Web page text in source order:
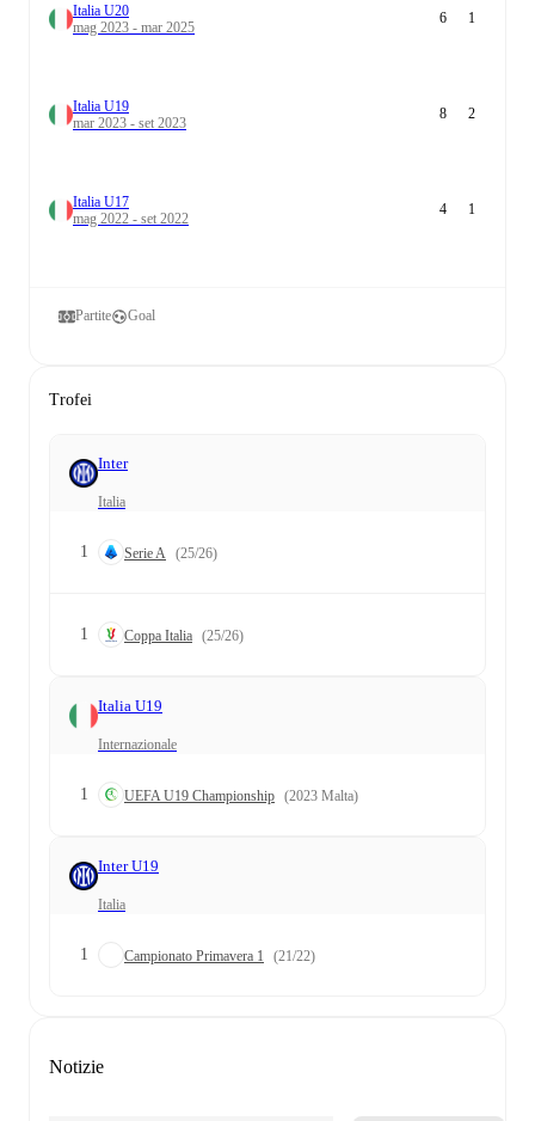
Italia U20
mag 2023 - mar 2025
6 1
Italia U19
mar 2023 - set 2023
8 2
Italia U17
mag 2022 - set 2022
4 1
Partite Goal
Trofei
Inter
Italia
1 Serie A (25/26)
1 Coppa Italia (25/26)
Italia U19
Internazionale
1 UEFA U19 Championship (2023 Malta)
Inter U19
Italia
1 Campionato Primavera 1 (21/22)
Notizie